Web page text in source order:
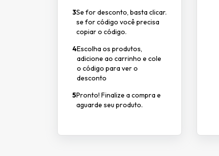
3Se for desconto, basta clicar.
se for código você precisa
copiar o código.
4Escolha os produtos,
adicione ao carrinho e cole
o código para ver o
desconto
5Pronto! Finalize a compra e
aguarde seu produto.